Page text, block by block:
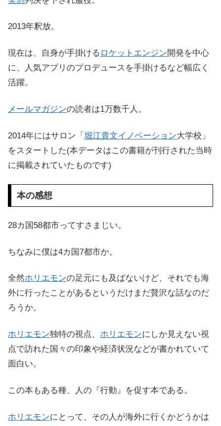
2013年釈放。
現在は、自身が手掛ける ロケットエンジン開発を中心
に、人気アプリのプロデュースを手掛けるなど幅広く
活躍。
メールマガジンの読者は1万数千人。
2014年にはサロン「 堀江貴文イノベーション大学校」
をスタートした(本データはこの書籍が刊行された当時
に掲載されていたものです)
本の感想
28カ国58都市ってすさまじい。
ちなみに僕は4カ国7都市か。
全然ホリエモンの足元にも及ばないけど、それでも海
外に行ったことがあるというだけまだ贅沢な話なのだ
ろうか。
ホリエモン独特の視点、 ホリエモンにしか見えない視
点で訪れた国々の印象や経済状況などが書かれていて
面白い。
この本もある種、人の『行動』を促す本である。
ホリエモンにとって、その人が海外に行くかどうかは